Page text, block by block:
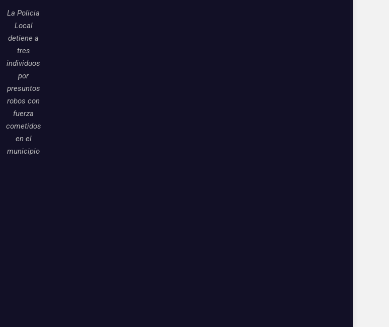
La Policia
Local
detiene a
tres
individuos
por
presuntos
robos con
fuerza
cometidos
en el
municipio